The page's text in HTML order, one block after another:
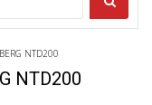
NTD200
NTD200